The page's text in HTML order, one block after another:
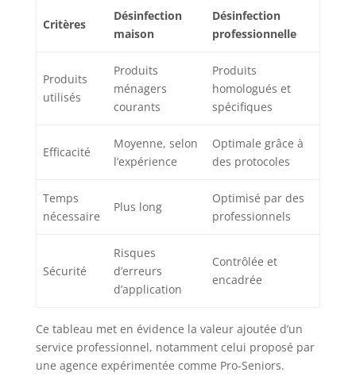
Critères
Désinfection
maison
Désinfection
professionnelle
Produits
utilisés
Produits
ménagers
courants
Produits
homologués et
spécifiques
Efficacité
Moyenne, selon
l’expérience
Optimale grâce à
des protocoles
Temps
nécessaire
Plus long
Optimisé par des
professionnels
Sécurité
Risques
d’erreurs
d’application
Contrôlée et
encadrée
Ce tableau met en évidence la valeur ajoutée d’un
service professionnel, notamment celui proposé par
une agence expérimentée comme Pro-Seniors.